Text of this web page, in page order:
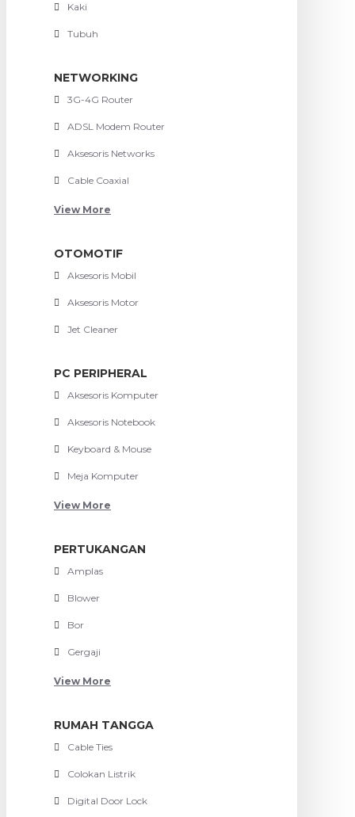
Kaki
Tubuh
NETWORKING
3G-4G Router
ADSL Modem Router
Aksesoris Networks
Cable Coaxial
View More
OTOMOTIF
Aksesoris Mobil
Aksesoris Motor
Jet Cleaner
PC PERIPHERAL
Aksesoris Komputer
Aksesoris Notebook
Keyboard & Mouse
Meja Komputer
View More
PERTUKANGAN
Amplas
Blower
Bor
Gergaji
View More
RUMAH TANGGA
Cable Ties
Colokan Listrik
Digital Door Lock